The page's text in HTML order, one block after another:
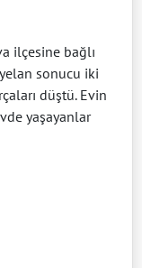
ilçesine bağlı
sonucu iki
düştü. Evin
yaşayanlar